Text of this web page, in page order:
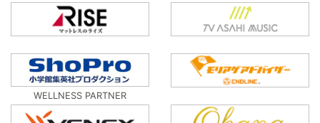
WELLNESS PARTNER